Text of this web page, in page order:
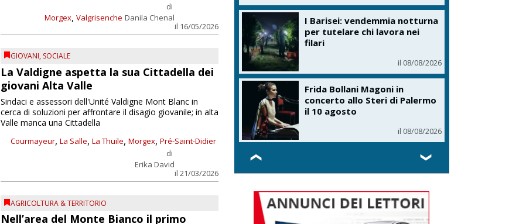
Morgex, Valgrisenche
di
Danila Chenal
il 16/05/2026
GIOVANI, SOCIALE
La Valdigne aspetta la sua Cittadella dei
giovani Alta Valle
Courmayeur, La Salle, La Thuile, Morgex, Pré-Saint-Didier
di
Erika David
il 21/03/2026
Sindaci e assessori dell'Unité Valdigne Mont Blanc in
cerca di soluzioni per affrontare il disagio giovanile; in alta
Valle manca una Cittadella
AGRICOLTURA & TERRITORIO
Nell’area del Monte Bianco il primo
I Barisei: vendemmia notturna
per tutelare chi lavora nei
filari
il 08/08/2026
Frida Bollani Magoni in
concerto allo Steri di Palermo
il 10 agosto
il 08/08/2026
❮ ❯